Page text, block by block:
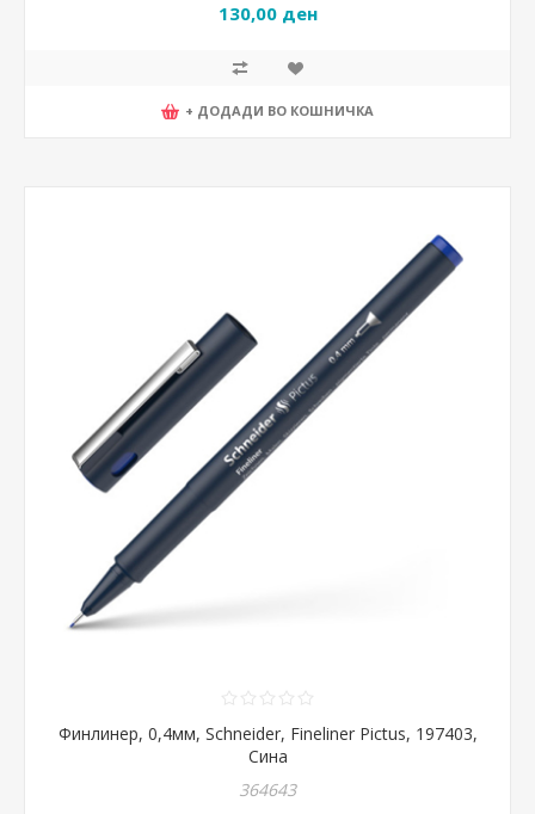
130,00 ден
+ ДОДАДИ ВО КОШНИЧКА
Финлинер, 0,4мм, Schneider, Fineliner Pictus, 197403,
Сина
364643